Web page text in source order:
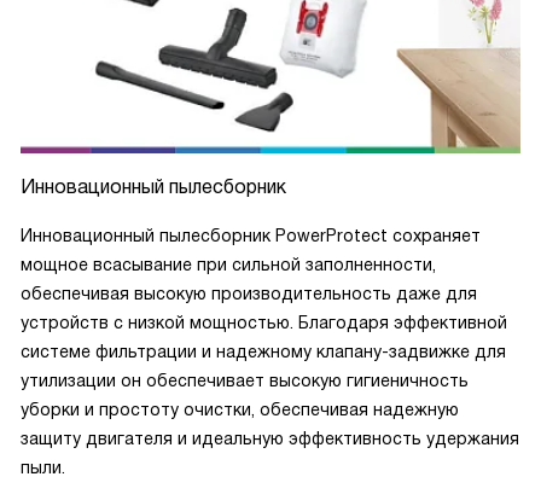
Инновационный пылесборник
Инновационный пылесборник PowerProtect сохраняет
мощное всасывание при сильной заполненности,
обеспечивая высокую производительность даже для
устройств с низкой мощностью. Благодаря эффективной
системе фильтрации и надежному клапану-задвижке для
утилизации он обеспечивает высокую гигиеничность
уборки и простоту очистки, обеспечивая надежную
защиту двигателя и идеальную эффективность удержания
пыли.